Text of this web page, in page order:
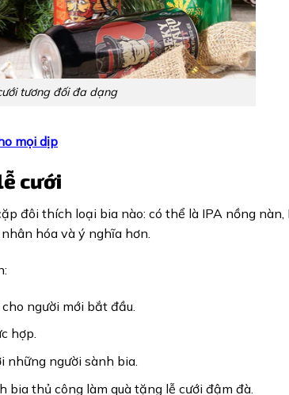
tương đối đa dạng
mọi dịp
cưới
đôi thích loại bia nào: có thể là IPA nồng nàn,
hóa và ý nghĩa hơn.
người mới bắt đầu.
hợp.
những người sành bia.
bia thủ công làm quà tặng lễ cưới đậm đà.